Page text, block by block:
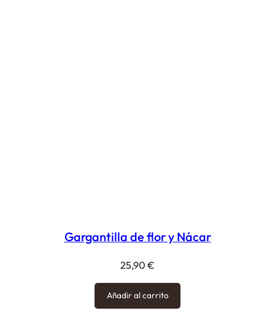
Gargantilla de flor y Nácar
25,90 €
Añadir al carrito